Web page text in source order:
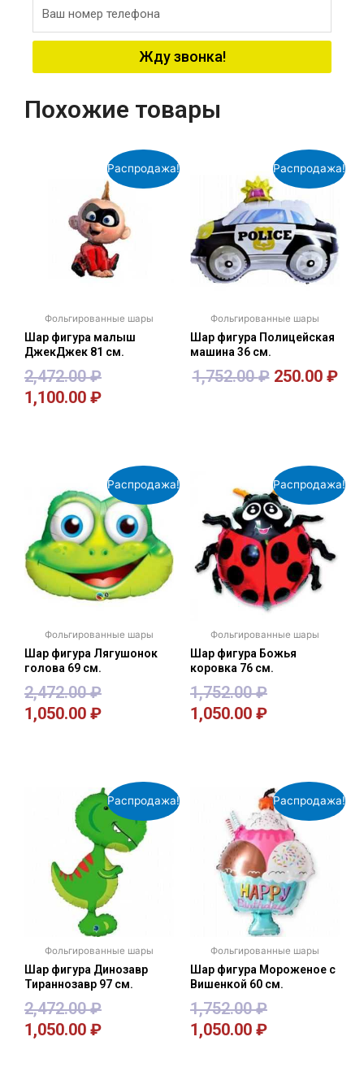
Жду звонка!
Похожие товары
Распродажа!
Фольгированные шары
Шар фигура малыш
ДжекДжек 81 см.
2,472.00₽
1,100.00 ₽
Распродажа!
Фольгированные шары
Шар фигура Полицейская
машина 36 см.
1,752.00₽ 250.00 ₽
Распродажа!
Фольгированные шары
Шар фигура Лягушонок
голова 69 см.
2,472.00₽
1,050.00 ₽
Распродажа!
Фольгированные шары
Шар фигура Божья
коровка 76 см.
1,752.00₽
1,050.00 ₽
Распродажа!
Фольгированные шары
Шар фигура Динозавр
Тираннозавр 97 см.
2,472.00₽
1,050.00 ₽
Распродажа!
Фольгированные шары
Шар фигура Мороженое с
Вишенкой 60 см.
1,752.00₽
1,050.00 ₽